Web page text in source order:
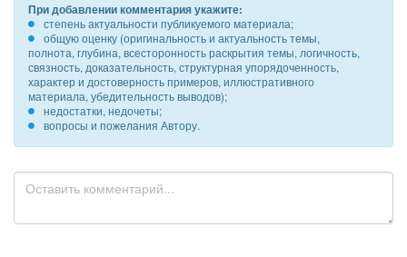
При добавлении комментария укажите:
степень актуальности публикуемого материала;
общую оценку (оригинальность и актуальность темы,
полнота, глубина, всесторонность раскрытия темы, логичность,
связность, доказательность, структурная упорядоченность,
характер и достоверность примеров, иллюстративного
материала, убедительность выводов);
недостатки, недочеты;
вопросы и пожелания Автору.